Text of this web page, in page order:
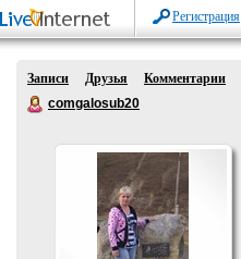
Регистрация
Записи Друзья
Комментарии
comgalosub20